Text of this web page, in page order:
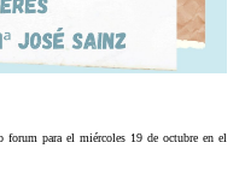
forum para el miércoles 19 de octubre en el